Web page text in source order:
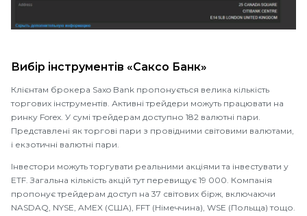
Вибір інструментів «Саксо Банк»
Клієнтам брокера Saxo Bank пропонується велика кількість
торгових інструментів. Активні трейдери можуть працювати на
ринку Forex. У сумі трейдерам доступно 182 валютні пари.
Представлені як торгові пари з провідними світовими валютами,
і екзотичні валютні пари.
Інвестори можуть торгувати реальними акціями та інвестувати у
ETF. Загальна кількість акцій тут перевищує 19 000. Компанія
пропонує трейдерам доступ на 37 світових бірж, включаючи
NASDAQ, NYSE, AMEX (США), FFT (Німеччина), WSE (Польща) тощо.